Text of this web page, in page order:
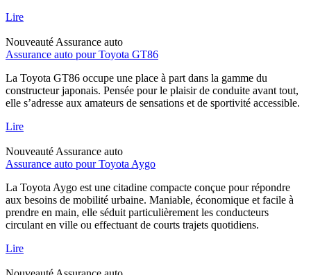
Lire
Nouveauté Assurance auto
Assurance auto pour Toyota GT86
La Toyota GT86 occupe une place à part dans la gamme du
constructeur japonais. Pensée pour le plaisir de conduite avant tout,
elle s’adresse aux amateurs de sensations et de sportivité accessible.
Lire
Nouveauté Assurance auto
Assurance auto pour Toyota Aygo
La Toyota Aygo est une citadine compacte conçue pour répondre
aux besoins de mobilité urbaine. Maniable, économique et facile à
prendre en main, elle séduit particulièrement les conducteurs
circulant en ville ou effectuant de courts trajets quotidiens.
Lire